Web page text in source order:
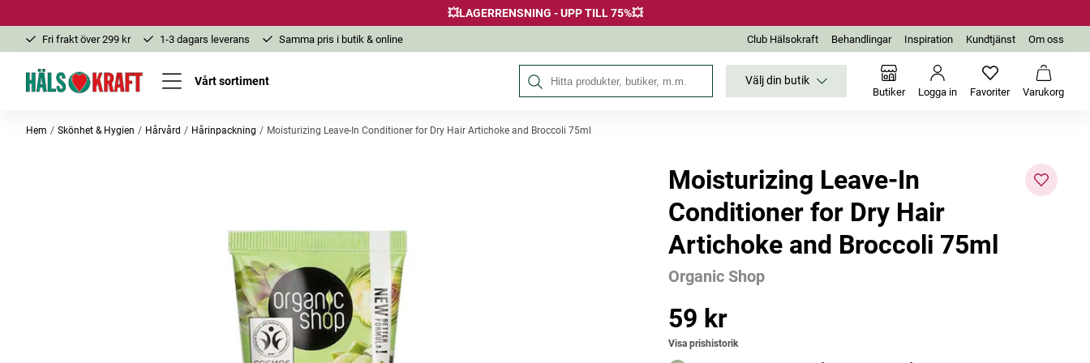
💥LAGERRENSNING - UPP TILL 75%💥
Fri frakt över 299 kr 1-3 dagars leverans Samma pris i butik & online Club Hälsokraft Behandlingar Inspiration Kundtjänst Om oss
Vårt sortiment Sök på Hälsokraft Välj din butik
Butiker Logga in FavoriterInga favoriter
Varukorg
Hem Skönhet & Hygien Hårvård Hårinpackning Moisturizing Leave-In Conditioner for Dry Hair Artichoke and Broccoli 75ml
Andra köpte ocksåMoisturizing Leave-In
Conditioner for Dry Hair
Artichoke and Broccoli 75ml
Organic Shop
Pris: 59 kr
59 kr
Visa prishistorik